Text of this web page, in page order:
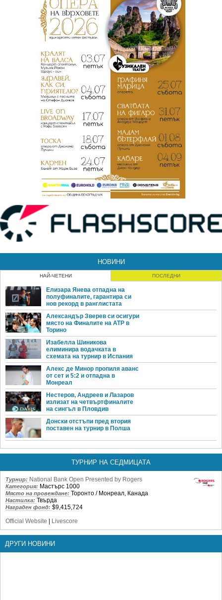
НОВИНИ
НАЙ-ЧЕТЕНИ ПОСЛЕДНИ
Елизара Янева отпадна на
полуфиналите, гарантира си
нов рекорд в ранглистата
Александър Зверев си осигури
място на Финалите на ATP в
Торино
Изабелла Шиникова
елиминира водачката в
схемата на турнир в Испания
Алекс де Минор пропиля аванс
от сет и 5:2 и отпадна в
Монреал
Нестеров, Андреев и Лазаров
излизат на четвъртфиналите
на сингъл в Пловдив
Донски отстъпи пред втория
поставен на турнир в Полша
ТУРНИР НА СЕДМИЦАТА
Турнир: National Bank Open Presented by Rogers
Категория: Мастърс 1000
Място на провеждане: Торонто / Монреал, Канада
Настилка: Твърда
Награден фонд: $9,415,724
Official Website
Livescore
ДРУГИ НОВИНИ